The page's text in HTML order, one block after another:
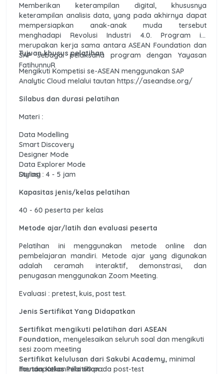
Memberikan keterampilan digital, khususnya
keterampilan analisis data, yang pada akhirnya dapat
mempersiapkan anak-anak muda tersebut
menghadapi Revolusi Industri 4.0. Program ini
merupakan kerja sama antara ASEAN Foundation dan
SAP sebagai pelaksana program dengan Yayasan
FatihunnuR
Tujuan khusus pelatihan
Mengikuti Kompetisi se-ASEAN menggunakan SAP
Analytic Cloud melalui tautan https://aseandse.org/
Silabus dan durasi pelatihan
Materi :
Data Modelling
Smart Discovery
Designer Mode
Data Explorer Mode
Styling
Durasi : 4 - 5 jam
Kapasitas jenis/kelas pelatihan
40 - 60 peserta per kelas
Metode ajar/latih dan evaluasi peserta
Pelatihan ini menggunakan metode online dan
pembelajaran mandiri. Metode ajar yang digunakan
adalah ceramah interaktif, demonstrasi, dan
penugasan menggunakan Zoom Meeting.
Evaluasi : pretest, kuis, post test.
Jenis Sertifikat Yang Didapatkan
Sertifikat mengikuti pelatihan dari ASEAN
Foundation, menyelesaikan seluruh soal dan mengikuti
sesi zoom meeting
Sertifikat kelulusan dari Sakubi Academy, minimal
mendapatkan nilai 60 pada post-test
Tautan Kelas Pelatihan :